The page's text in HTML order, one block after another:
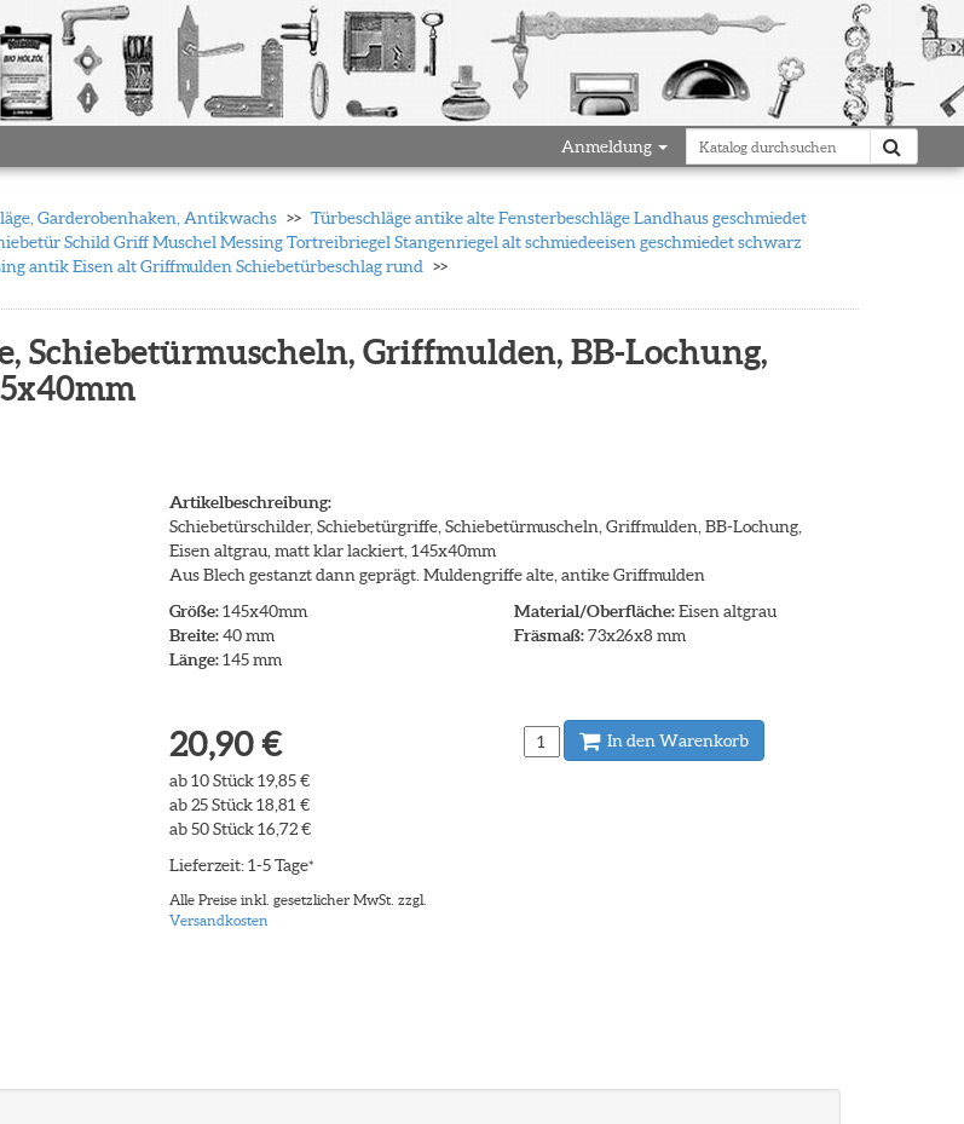
Anmeldung
Garderobenhaken, Antikwachs
Türbeschläge antike alte Fensterbeschläge Landhaus geschmiedet
Schild Griff Muschel Messing Tortreibriegel Stangenriegel alt schmiedeeisen geschmiedet schwarz
antik Eisen alt Griffmulden Schiebetürbeschlag rund
Schiebetürmuscheln, Griffmulden, BB-Lochung,
Artikelbeschreibung:
Schiebetürschilder, Schiebetürgriffe, Schiebetürmuscheln, Griffmulden, BB-Lochung,
Eisen altgrau, matt klar lackiert, 145x40mm
Aus Blech gestanzt dann geprägt. Muldengriffe alte, antike Griffmulden
Größe:145x40mm
Breite:40 mm
Länge:145 mm
Material/Oberfläche:Eisen altgrau
Fräsmaß:73x26x8 mm
20,90 €
ab 10 Stück 19,85 €
ab 25 Stück 18,81 €
ab 50 Stück 16,72 €
Lieferzeit: 1-5 Tage*
Alle Preise inkl. gesetzlicher MwSt. zzgl.
Versandkosten
In den Warenkorb